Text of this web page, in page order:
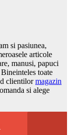
si pasiunea,
articole
manusi, papuci
toate
clientilormagazin
si alege